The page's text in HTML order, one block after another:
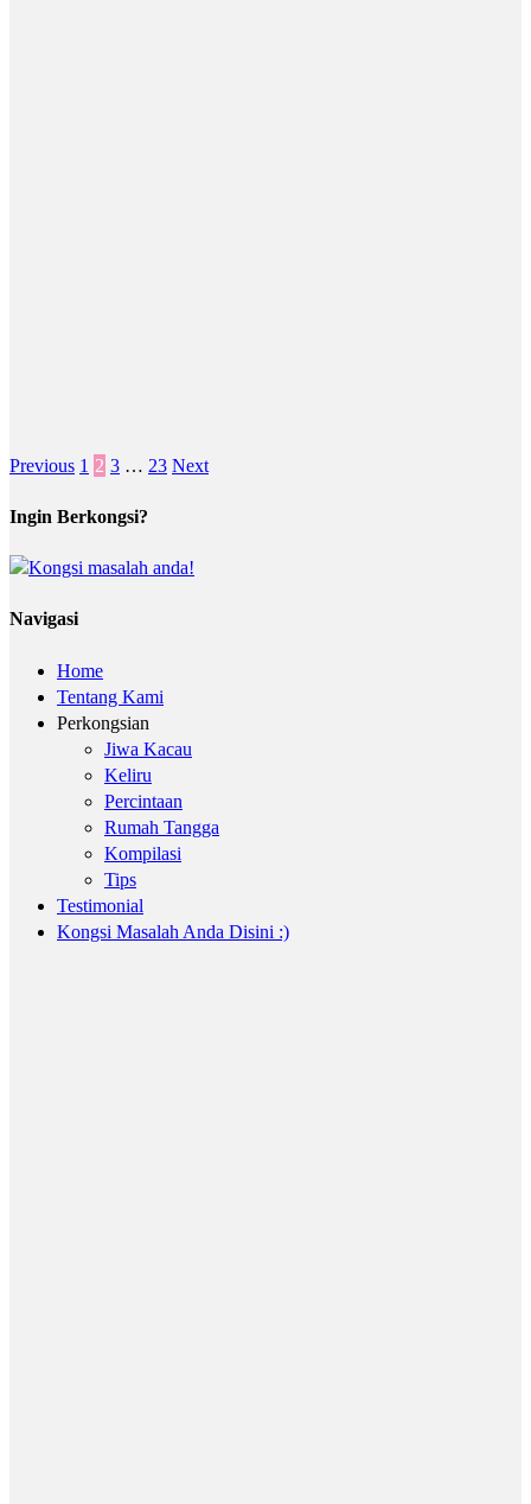
Posts
pagination
Previous 1 2 3 … 23 Next
Ingin Berkongsi?
Navigasi
Home
Tentang Kami
Perkongsian
Jiwa Kacau
Keliru
Percintaan
Rumah Tangga
Kompilasi
Tips
Testimonial
Kongsi Masalah Anda Disini :)